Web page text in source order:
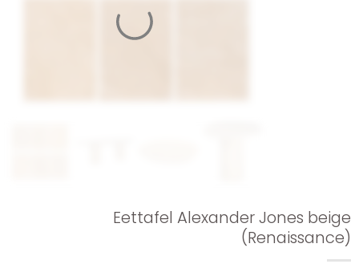
Eettafel Alexander Jones beige
(Renaissance)